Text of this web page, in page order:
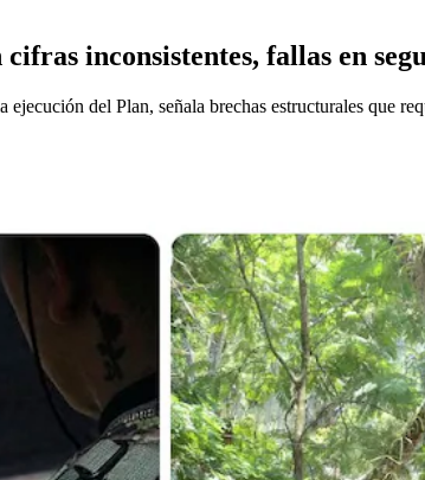
inconsistentes, fallas en
del Plan, señala brechas estructurales que